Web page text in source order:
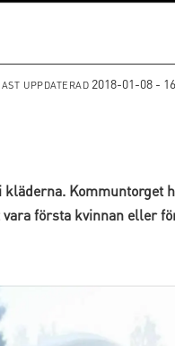
UPPDATERAD 2018-01-08 -
Kommuntorget
första kvinnan eller